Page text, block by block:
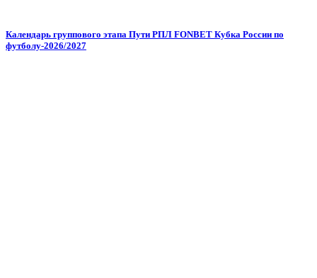
Календарь группового этапа Пути РПЛ FONBET Кубка России по
футболу-2026/2027